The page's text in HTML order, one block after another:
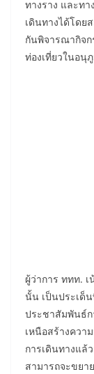
ทางราง และท
เดินทางได้โดย
กันพิจารณากิจ
ท่องเที่ยวในอนุ
ผู้ว่าการ ททท.
นั้น เป็นประเด็
ประชาสัมพันธ์ก
เหนือสร้างควา
การเดินทางแล้
สามารถจะขยา